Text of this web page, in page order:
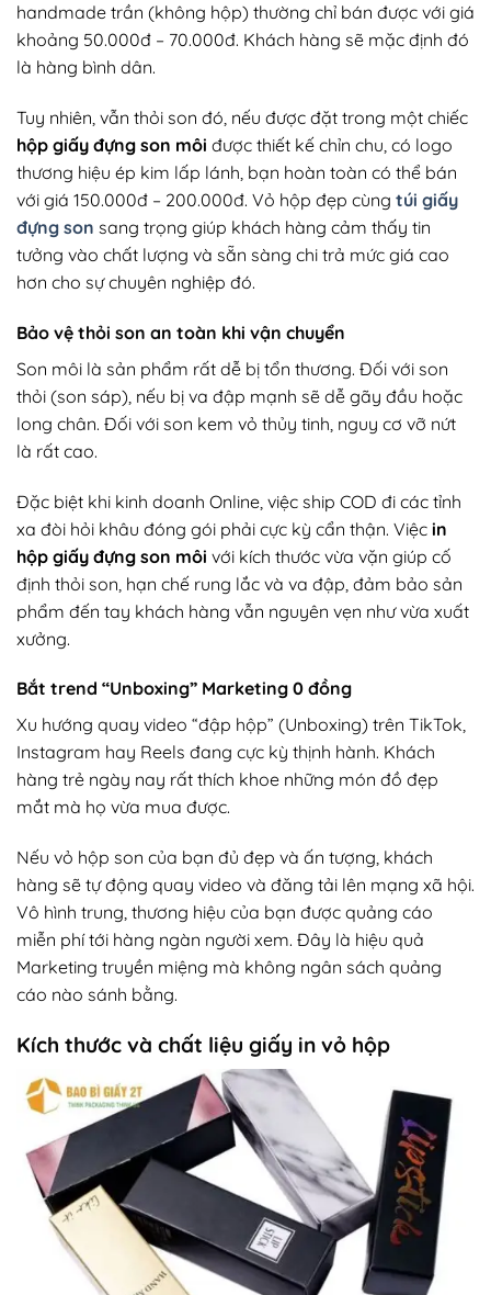
handmade trần (không hộp) thường chỉ bán được với giá
khoảng 50.000đ – 70.000đ. Khách hàng sẽ mặc định đó
là hàng bình dân.
Tuy nhiên, vẫn thỏi son đó, nếu được đặt trong một chiếc
hộp giấy đựng son môi được thiết kế chỉn chu, có logo
thương hiệu ép kim lấp lánh, bạn hoàn toàn có thể bán
với giá 150.000đ – 200.000đ. Vỏ hộp đẹp cùng túi giấy
đựng son sang trọng giúp khách hàng cảm thấy tin
tưởng vào chất lượng và sẵn sàng chi trả mức giá cao
hơn cho sự chuyên nghiệp đó.
Bảo vệ thỏi son an toàn khi vận chuyển
Son môi là sản phẩm rất dễ bị tổn thương. Đối với son
thỏi (son sáp), nếu bị va đập mạnh sẽ dễ gãy đầu hoặc
long chân. Đối với son kem vỏ thủy tinh, nguy cơ vỡ nứt
là rất cao.
Đặc biệt khi kinh doanh Online, việc ship COD đi các tỉnh
xa đòi hỏi khâu đóng gói phải cực kỳ cẩn thận. Việc in
hộp giấy đựng son môi với kích thước vừa vặn giúp cố
định thỏi son, hạn chế rung lắc và va đập, đảm bảo sản
phẩm đến tay khách hàng vẫn nguyên vẹn như vừa xuất
xưởng.
Bắt trend “Unboxing” Marketing 0 đồng
Xu hướng quay video “đập hộp” (Unboxing) trên TikTok,
Instagram hay Reels đang cực kỳ thịnh hành. Khách
hàng trẻ ngày nay rất thích khoe những món đồ đẹp
mắt mà họ vừa mua được.
Nếu vỏ hộp son của bạn đủ đẹp và ấn tượng, khách
hàng sẽ tự động quay video và đăng tải lên mạng xã hội.
Vô hình trung, thương hiệu của bạn được quảng cáo
miễn phí tới hàng ngàn người xem. Đây là hiệu quả
Marketing truyền miệng mà không ngân sách quảng
cáo nào sánh bằng.
Kích thước và chất liệu giấy in vỏ hộp